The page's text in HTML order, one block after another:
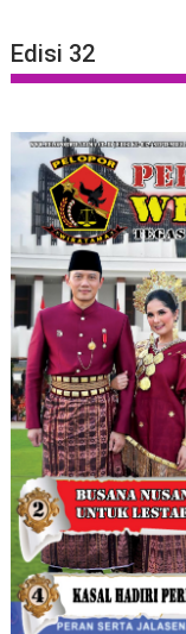
Edisi 32